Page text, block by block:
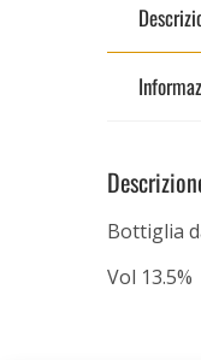
Bottiglia
Vol 13.5%